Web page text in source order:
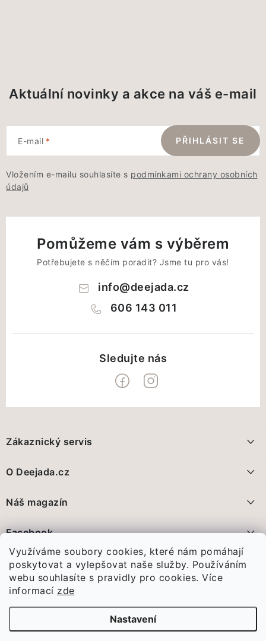
Využíváme soubory cookies, které nám pomáhají
poskytovat a vylepšovat naše služby. Používáním
webu souhlasíte s pravidly pro cookies. Více
informací zde
Nastavení
Aktuální novinky a akce na váš e-mail
E-mail
Vložením e-mailu souhlasíte s podmínkami ochrany osobních
údajů
PŘIHLÁSIT SE
Pomůžeme vám s výběrem
Potřebujete s něčím poradit? Jsme tu pro vás!
info@deejada.cz
606 143 011
p
a
Zákaznický servis
Vrácení zboží a reklamace
Obchodní podmínky
Ochrana Osobních údajů GDPR
Spojte se s námi
O Deejada.cz
Poznejte nás
Náš magazín
Před pár dny jsme vám oznámili...
Vánoce, které nám změnily celý život
Porodnice U Apolináře v Praze ...
Facebook